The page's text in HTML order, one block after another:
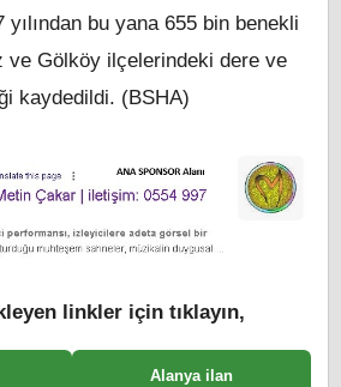
yılından bu yana 655 bin benekli
ve Gölköy ilçelerindeki dere ve
kaydedildi. (BSHA)
linkler için tıklayın,
Alanya ilan